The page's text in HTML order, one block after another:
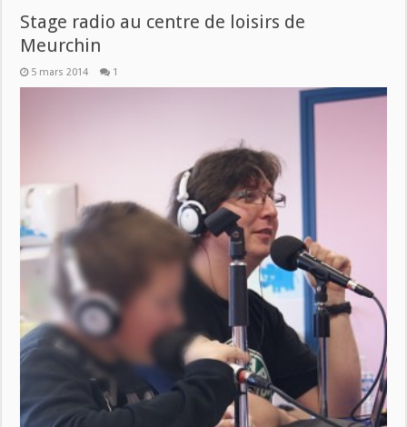
Stage radio au centre de loisirs de
Meurchin
5 mars 2014 1